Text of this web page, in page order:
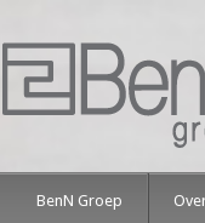
BenN Groep